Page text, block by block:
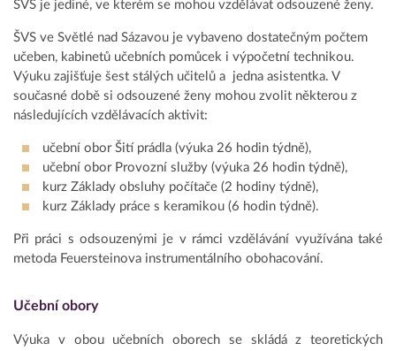
ŠVS je jediné, ve kterém se mohou vzdělávat odsouzené ženy.
ŠVS ve Světlé nad Sázavou je vybaveno dostatečným počtem
učeben, kabinetů učebních pomůcek i výpočetní technikou.
Výuku zajišťuje šest stálých učitelů a jedna asistentka. V
současné době si odsouzené ženy mohou zvolit některou z
následujících vzdělávacích aktivit:
učební obor Šití prádla (výuka 26 hodin týdně),
učební obor Provozní služby (výuka 26 hodin týdně),
kurz Základy obsluhy počítače (2 hodiny týdně),
kurz Základy práce s keramikou (6 hodin týdně).
Při práci s odsouzenými je v rámci vzdělávání využívána také
metoda Feuersteinova instrumentálního obohacování.
Učební obory
Výuka v obou učebních oborech se skládá z teoretických